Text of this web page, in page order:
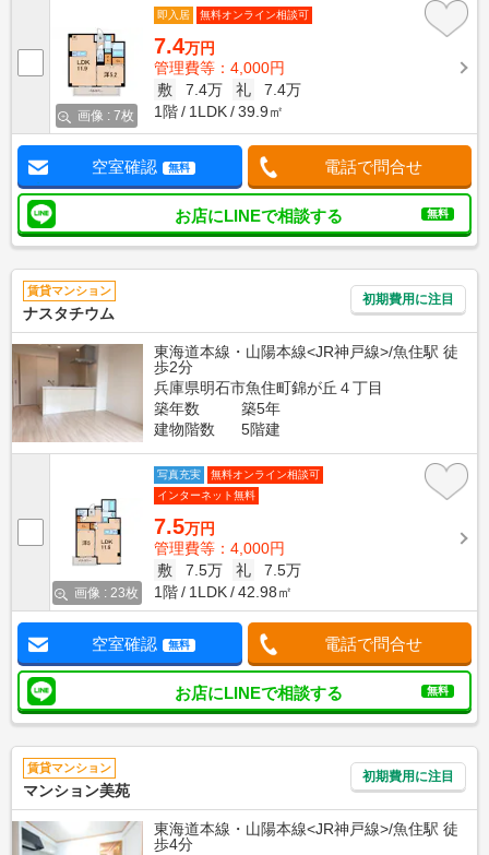
画像 : 7枚
即入居 無料オンライン相談可
7.4万円
管理費等：4,000円
敷
7.4万 礼
7.4万
1階
1LDK 39.9㎡
空室確認 無料 電話で問合せ
お店にLINEで相談する 無料
賃貸マンション
ナスタチウム
初期費用に注目
東海道本線・山陽本線<JR神戸線>/魚住駅 徒
歩2分
兵庫県明石市魚住町錦が丘４丁目
築年数
築5年
建物階数
5階建
画像 : 23枚
写真充実
無料オンライン相談可
インターネット無料
7.5万円
管理費等：4,000円
敷
7.5万 礼
7.5万
1階
1LDK 42.98㎡
空室確認 無料 電話で問合せ
お店にLINEで相談する 無料
賃貸マンション
マンション美苑
初期費用に注目
東海道本線・山陽本線<JR神戸線>/魚住駅 徒
歩4分